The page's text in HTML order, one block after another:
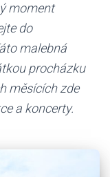
moment
do
malebná
procházku
měsících zde
a koncerty.